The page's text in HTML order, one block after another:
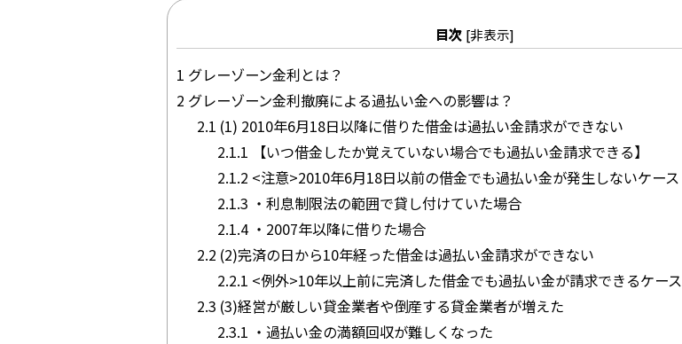
目次 [非表示]
1 グレーゾーン金利とは？
2 グレーゾーン金利撤廃による過払い金への影響は？
2.1 (1) 2010年6月18日以降に借りた借金は過払い金請求ができない
2.1.1 【いつ借金したか覚えていない場合でも過払い金請求できる】
2.1.2 <注意>2010年6月18日以前の借金でも過払い金が発生しないケース
2.1.3 ・利息制限法の範囲で貸し付けていた場合
2.1.4 ・2007年以降に借りた場合
2.2 (2)完済の日から10年経った借金は過払い金請求ができない
2.2.1 <例外>10年以上前に完済した借金でも過払い金が請求できるケース
2.3 (3)経営が厳しい貸金業者や倒産する貸金業者が増えた
2.3.1 ・過払い金の満額回収が難しくなった